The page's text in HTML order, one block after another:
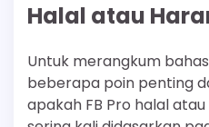
Halal atau
Untuk merangkum
beberapa poin penting
apakah FB Pro halal